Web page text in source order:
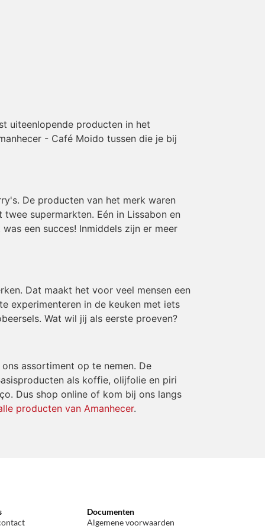
uiteenlopende producten in het
- Café Moido tussen die je bij
De producten van het merk waren
supermarkten. Eén in Lissabon en
een succes! Inmiddels zijn er meer
Dat maakt het voor veel mensen een
experimenteren in de keuken met iets
Wat wil jij als eerste proeven?
assortiment op te nemen. De
als koffie, olijfolie en piri
Dus shop online of kom bij ons langs
producten van Amanhecer.
Documenten
Algemene voorwaarden